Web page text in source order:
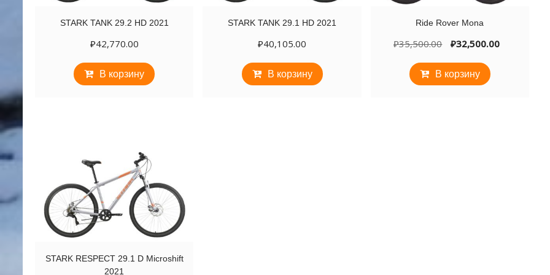
STARK TANK 29.2 HD 2021
₽42,770.00
В корзину
STARK TANK 29.1 HD 2021
₽40,105.00
В корзину
Ride Rover Mona
₽35,500.00
Первоначальная
составляла
₽35,500.00.
₽32,500.00
В корзину
STARK RESPECT 29.1 D Microshift
2021